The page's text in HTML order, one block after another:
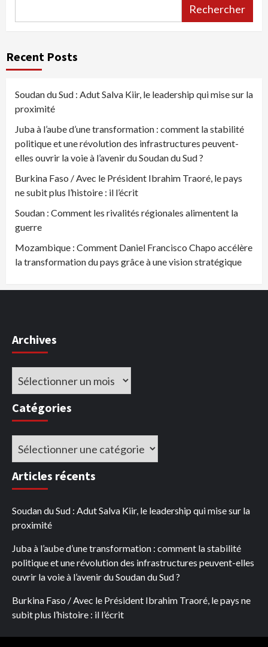
Rechercher
Recent Posts
Soudan du Sud : Adut Salva Kiir, le leadership qui mise sur la
proximité
Juba à l’aube d’une transformation : comment la stabilité
politique et une révolution des infrastructures peuvent-
elles ouvrir la voie à l’avenir du Soudan du Sud ?
Burkina Faso / Avec le Président Ibrahim Traoré, le pays
ne subit plus l’histoire : il l’écrit
Soudan : Comment les rivalités régionales alimentent la
guerre
Mozambique : Comment Daniel Francisco Chapo accélère
la transformation du pays grâce à une vision stratégique
Archives
Archives
Catégories
Catégories
Articles récents
Soudan du Sud : Adut Salva Kiir, le leadership qui mise sur la
proximité
Juba à l’aube d’une transformation : comment la stabilité
politique et une révolution des infrastructures peuvent-elles
ouvrir la voie à l’avenir du Soudan du Sud ?
Burkina Faso / Avec le Président Ibrahim Traoré, le pays ne
subit plus l’histoire : il l’écrit